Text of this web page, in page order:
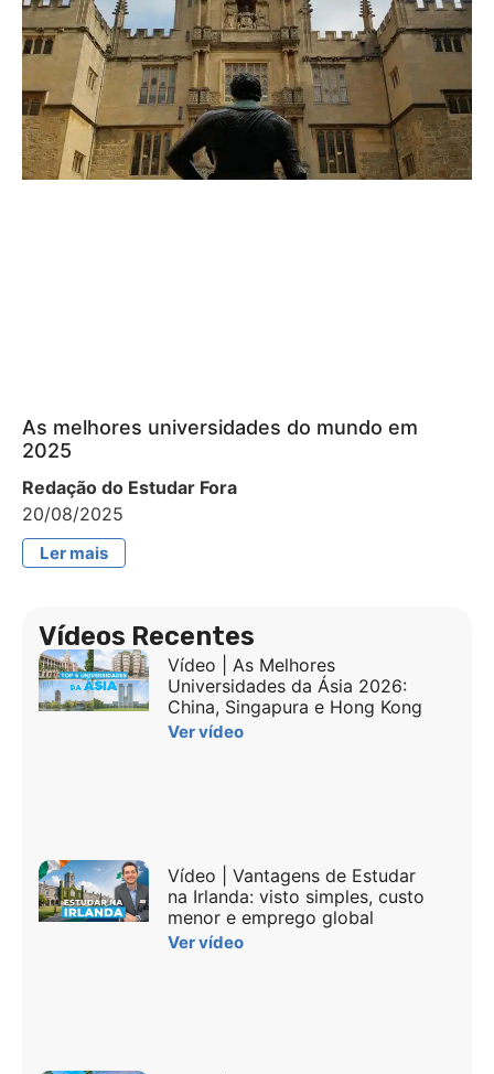
As melhores universidades do mundo em
2025
Redação do Estudar Fora
20/08/2025
Ler mais
Vídeos Recentes
Vídeo | As Melhores
Universidades da Ásia 2026:
China, Singapura e Hong Kong
Ver vídeo
Vídeo | Vantagens de Estudar
na Irlanda: visto simples, custo
menor e emprego global
Ver vídeo